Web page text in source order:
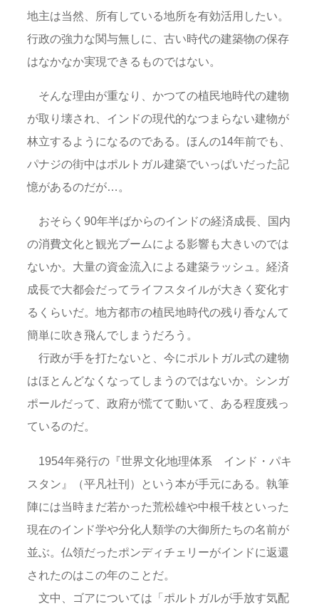
地主は当然、所有している地所を有効活用したい。
行政の強力な関与無しに、古い時代の建築物の保存
はなかなか実現できるものではない。
そんな理由が重なり、かつての植民地時代の建物
が取り壊され、インドの現代的なつまらない建物が
林立するようになるのである。ほんの14年前でも、
パナジの街中はポルトガル建築でいっぱいだった記
憶があるのだが…。
おそらく90年半ばからのインドの経済成長、国内
の消費文化と観光ブームによる影響も大きいのでは
ないか。大量の資金流入による建築ラッシュ。経済
成長で大都会だってライフスタイルが大きく変化す
るくらいだ。地方都市の植民地時代の残り香なんて
簡単に吹き飛んでしまうだろう。
行政が手を打たないと、今にポルトガル式の建物
はほとんどなくなってしまうのではないか。シンガ
ポールだって、政府が慌てて動いて、ある程度残っ
ているのだ。
1954年発行の『世界文化地理体系 インド・パキ
スタン』（平凡社刊）という本が手元にある。執筆
陣には当時まだ若かった荒松雄や中根千枝といった
現在のインド学や分化人類学の大御所たちの名前が
並ぶ。仏領だったポンディチェリーがインドに返還
されたのはこの年のことだ。
文中、ゴアについては「ポルトガルが手放す気配